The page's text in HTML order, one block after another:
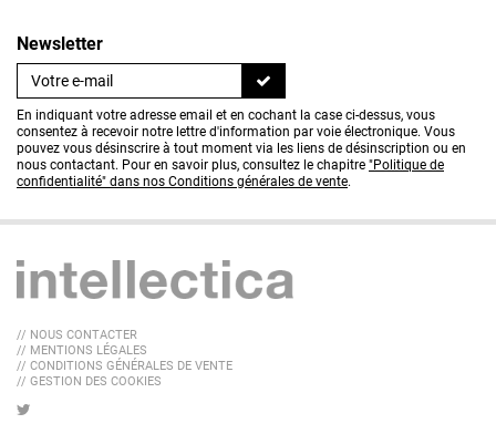
Newsletter
En indiquant votre adresse email et en cochant la case ci-dessus, vous
consentez à recevoir notre lettre d'information par voie électronique. Vous
pouvez vous désinscrire à tout moment via les liens de désinscription ou en
nous contactant. Pour en savoir plus, consultez le chapitre "Politique de
confidentialité" dans nos Conditions générales de vente.
// NOUS CONTACTER
// MENTIONS LÉGALES
// CONDITIONS GÉNÉRALES DE VENTE
// GESTION DES COOKIES